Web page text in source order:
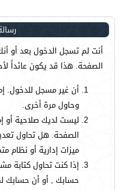
أنت لم تسجل الدخول بعد أو
الصفحة. هذا قد يكون عائداً
أن غير مسجل للدخول.
وحاول مرة أخرى.
ليست لديك صلاحية أو
الصفحة. هل تحاول
ميزات إدارية أو نظام
إذا كنت تحاول كتابة
حسابك , أو أن حسابك